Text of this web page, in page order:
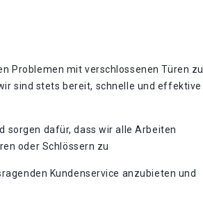
Problemen mit verschlossenen Türen zu
sind stets bereit, schnelle und effektive
sorgen dafür, dass wir alle Arbeiten
oder Schlössern zu
Kundenservice anzubieten und